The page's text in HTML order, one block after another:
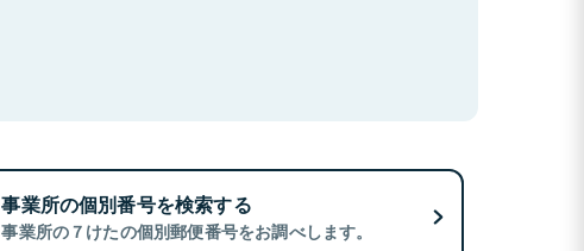
事業所の個別番号を検索する
事業所の７けたの個別郵便番号をお調べします。